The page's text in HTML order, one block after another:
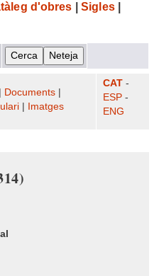
d'obres Sigles|
Documents
Imatges
CAT -
ESP -
ENG